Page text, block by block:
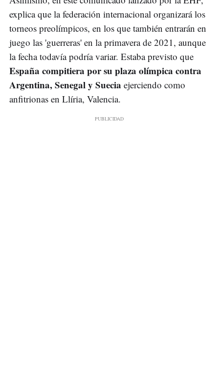
explica que la federación internacional organizará los
torneos preolímpicos, en los que también entrarán en
juego las 'guerreras' en la primavera de 2021, aunque
la fecha todavía podría variar. Estaba previsto que
España compitiera por su plaza olímpica contra
Argentina, Senegal y Suecia ejerciendo como
anfitrionas en Llíria, Valencia.